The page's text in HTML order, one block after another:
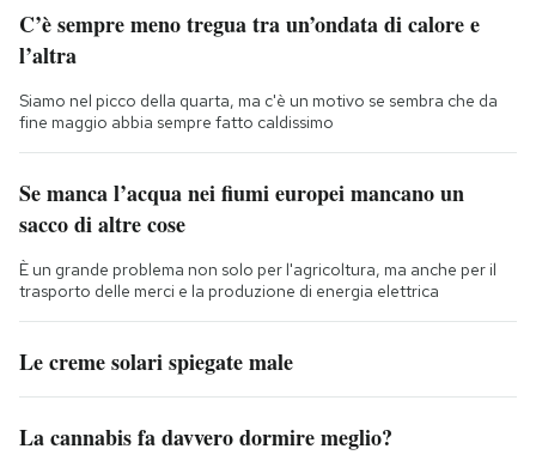
C’è sempre meno tregua tra un’ondata di calore e
l’altra
Siamo nel picco della quarta, ma c'è un motivo se sembra che da
fine maggio abbia sempre fatto caldissimo
Se manca l’acqua nei fiumi europei mancano un
sacco di altre cose
È un grande problema non solo per l'agricoltura, ma anche per il
trasporto delle merci e la produzione di energia elettrica
Le creme solari spiegate male
La cannabis fa davvero dormire meglio?